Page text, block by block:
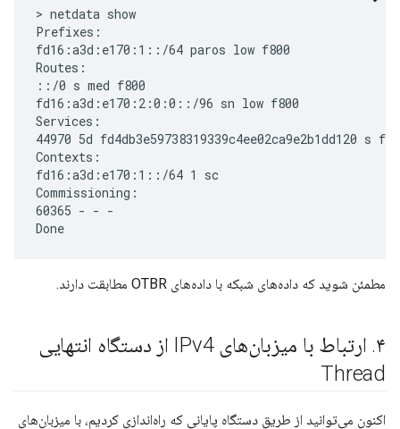
> netdata show
Prefixes:
fd16:a3d:e170:1::/64 paros low f800
Routes:
::/0 s med f800
fd16:a3d:e170:2:0:0::/96 sn low f800
Services:
44970 5d fd4db3e59738319339c4ee02ca9e2b1dd120 s
Contexts:
fd16:a3d:e170:1::/64 1 sc
Commissioning:
60365 - - -
مطمئن شوید که داده‌های شبکه با داده‌های OTBR مطابقت دارند.
۴.
ارتباط با میزبان‌های IPv4 از دستگاه انتهایی
Thread
اکنون می‌توانید از طریق دستگاه پایانی که راه‌اندازی کردیم، با میزبان‌های